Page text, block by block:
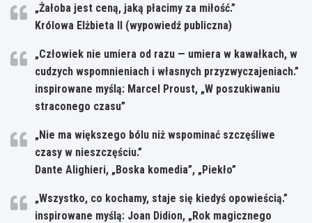
„Żałoba jest ceną, jaką płacimy za miłość.”
Królowa Elżbieta II (wypowiedź publiczna)
„Człowiek nie umiera od razu — umiera w kawałkach, w
cudzych wspomnieniach i własnych przyzwyczajeniach.”
inspirowane myślą: Marcel Proust, „W poszukiwaniu
straconego czasu”
„Nie ma większego bólu niż wspominać szczęśliwe
czasy w nieszczęściu.”
Dante Alighieri, „Boska komedia”, „Piekło”
„Wszystko, co kochamy, staje się kiedyś opowieścią.”
inspirowane myślą: Joan Didion, „Rok magicznego